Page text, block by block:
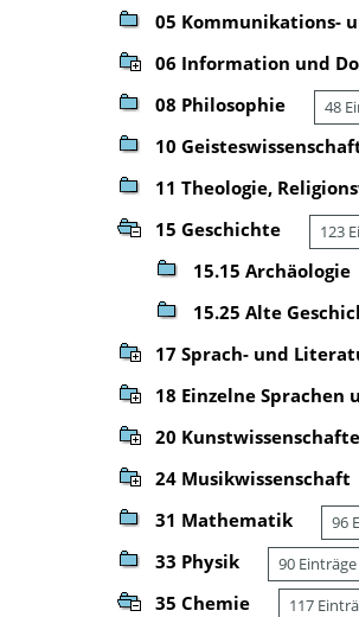
05 Kommunikations-
06 Information und
08 Philosophie 48
10
11 Theologie,
15 Geschichte 123
15.15 Archäologie
15.25 Alte
17 Sprach- und
18 Einzelne
20
24 Musikwissenschaft
31 Mathematik 96
33 Physik 90 Einträge
35 Chemie 117